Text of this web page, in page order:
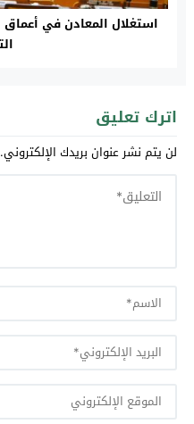
استغلال المعادن في أعماق
اترك تعليق
لن يتم نشر عنوان بريدك الإلكتروني.